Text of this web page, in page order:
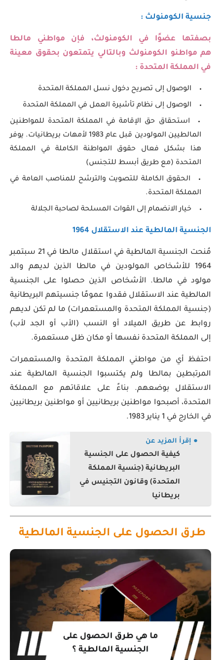
جنسية الكومنولث :
بصفتها عضوًا في الكومنولث، فإن مواطني مالطا
هم مواطنو الكومنولث وبالتالي يتمتعون بحقوق معينة
في المملكة المتحدة :
الوصول إلى تصريح دخول نسل المملكة المتحدة
الوصول إلى نظام تأشيرة العمل في المملكة المتحدة
استحقاق حق الإقامة في المملكة المتحدة للمواطنين
المالطيين المولودين قبل عام 1983 لأمهات بريطانيات. يوفر
هذا بشكل فعال حقوق المواطنة الكاملة في المملكة
المتحدة (مع طريق أبسط للتجنس)
الحقوق الكاملة للتصويت والترشح للمناصب العامة في
المملكة المتحدة.
خيار الانضمام إلى القوات المسلحة لصاحبة الجلالة
الجنسية المالطية عند الاستقلال 1964
مُنحت الجنسية المالطية في استقلال مالطا في 21 سبتمبر
1964 للأشخاص المولودين في مالطا الذين لديهم والد
مولود في مالطا. الأشخاص الذين حصلوا على الجنسية
المالطية عند الاستقلال فقدوا عمومًا جنسيتهم البريطانية
(جنسية المملكة المتحدة والمستعمرات) ما لم تكن لديهم
روابط عن طريق الميلاد أو النسب (الأب أو الجد لأب)
إلى المملكة المتحدة نفسها أو مكان ظل مستعمرة.
احتفظ أي من مواطني المملكة المتحدة والمستعمرات
المرتبطين بمالطا ولم يكتسبوا الجنسية المالطية عند
الاستقلال بوضعهم. بناءً على علاقاتهم مع المملكة
المتحدة، أصبحوا مواطنين بريطانيين أو مواطنين بريطانيين
في الخارج في 1 يناير 1983.
● إقرأ المزيد عن
كيفية الحصول على الجنسية
البريطانية (جنسية المملكة
المتحدة) وقانون التجنيس في
بريطانيا
طرق الحصول على الجنسية المالطية